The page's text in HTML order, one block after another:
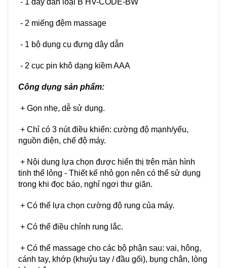
- 2 miếng đệm massage
- 1 bộ dụng cụ đựng dây dẫn
- 2 cục pin khô dạng kiềm AAA
Công dụng sản phẩm:
+ Gọn nhẹ, dễ sử dụng.
+ Chỉ có 3 nút điều khiển: cường độ mạnh/yếu,
nguồn điện, chế độ máy.
+ Nội dung lựa chọn được hiển thị trên màn hình
tinh thể lỏng - Thiết kế nhỏ gọn nên có thể sử dụng
trong khi đọc báo, nghỉ ngơi thư giãn.
+ Có thể lựa chọn cường độ rung của máy.
+ Có thể điều chỉnh rung lắc.
+ Có thể massage cho các bộ phận sau: vai, hông,
cánh tay, khớp (khuỷu tay / đầu gối), bụng chân, lòng